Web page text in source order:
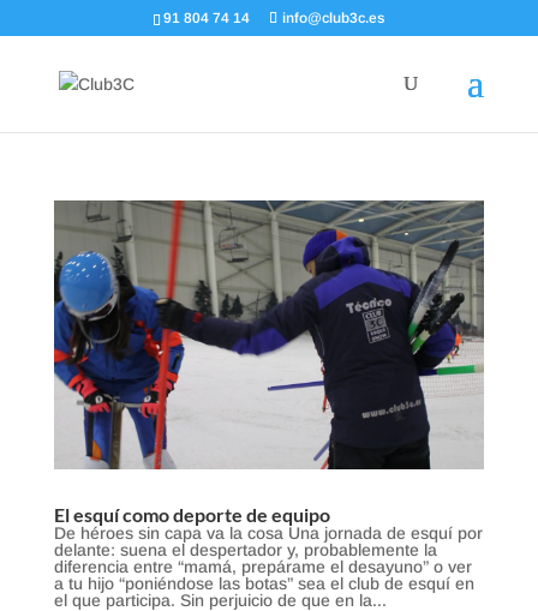
91 804 74 14 info@club3c.es
El esquí como deporte de equipo
De héroes sin capa va la cosa Una jornada de esquí por
delante: suena el despertador y, probablemente la
diferencia entre “mamá, prepárame el desayuno” o ver
a tu hijo “poniéndose las botas” sea el club de esquí en
el que participa. Sin perjuicio de que en la...